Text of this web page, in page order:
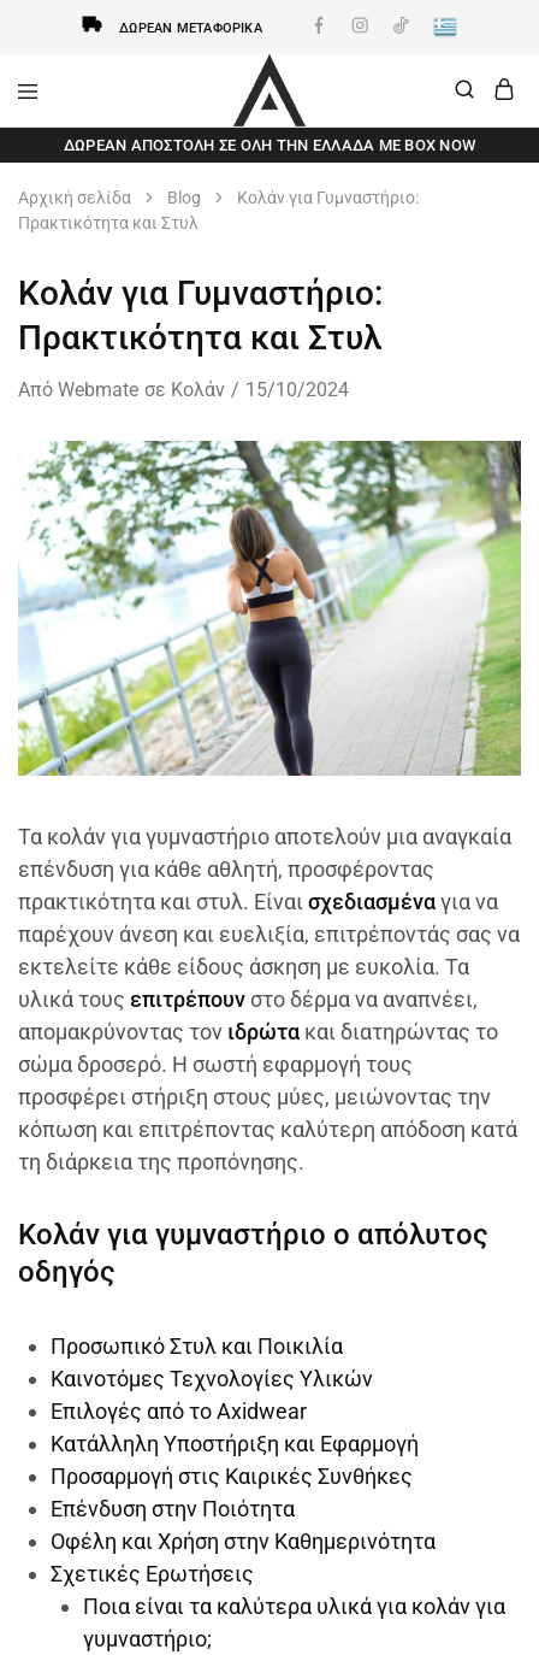
ΔΩΡΕΆΝ ΜΕΤΑΦΟΡΙΚΆ
AxidWear
Παιδικά
,
Ανδρικά
Axidwear
ΔΩΡΕΆΝ ΑΠΟΣΤΟΛΗ ΣΕ ΌΛΗ ΤΗΝ ΕΛΛΆΔΑ ΜΕ BOX NOW
Αρχική σελίδα Blog
Κολάν για Γυμναστήριο:
Πρακτικότητα και Στυλ
Κολάν για Γυμναστήριο:
Πρακτικότητα και Στυλ
Από Webmate σε Κολάν 15/10/2024
Τα κολάν για γυμναστήριο αποτελούν μια αναγκαία
επένδυση για κάθε αθλητή, προσφέροντας
πρακτικότητα και στυλ. Είναισχεδιασμέναγια να
παρέχουν άνεση και ευελιξία, επιτρέποντάς σας να
εκτελείτε κάθε είδους άσκηση με ευκολία. Τα
υλικά τους επιτρέπουν στο δέρμα να αναπνέει,
απομακρύνοντας τον ιδρώτα και διατηρώντας το
σώμα δροσερό. Η σωστή εφαρμογή τους
προσφέρει στήριξη στους μύες, μειώνοντας την
κόπωση και επιτρέποντας καλύτερη απόδοση κατά
τη διάρκεια της προπόνησης.
Κολάν για γυμναστήριο ο απόλυτος
οδηγός
Προσωπικό Στυλ και Ποικιλία
Καινοτόμες Τεχνολογίες Υλικών
Επιλογές από το Axidwear
Κατάλληλη Υποστήριξη και Εφαρμογή
Προσαρμογή στις Καιρικές Συνθήκες
Επένδυση στην Ποιότητα
Οφέλη και Χρήση στην Καθημερινότητα
Σχετικές Ερωτήσεις
Ποια είναι τα καλύτερα υλικά για κολάν για
γυμναστήριο;